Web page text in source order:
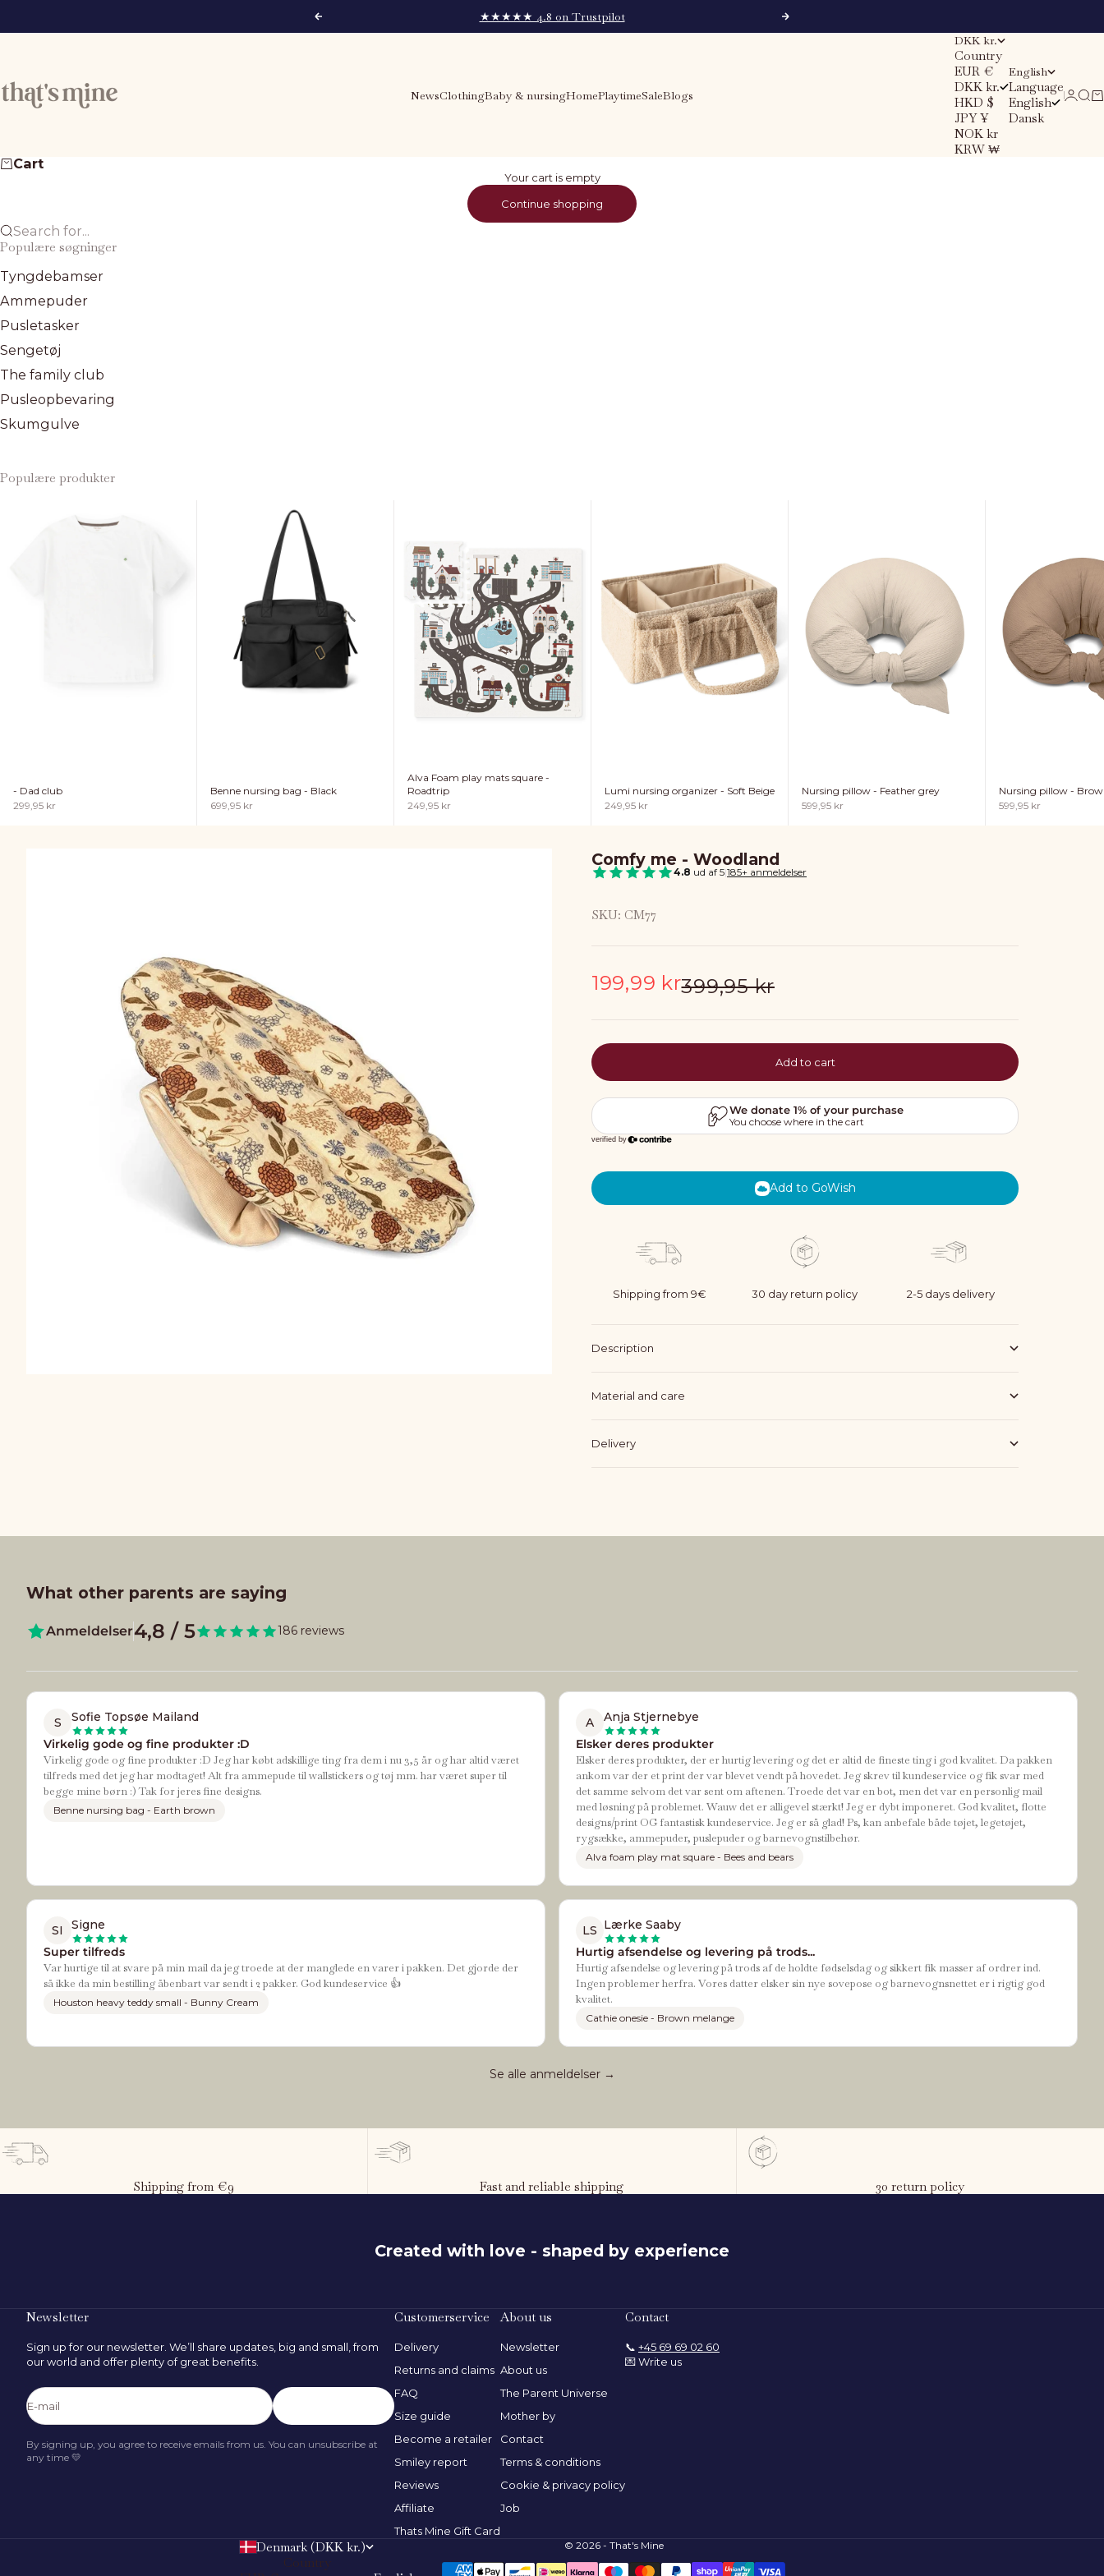
Previous
★★★★★ 4.8 on Trustpilot Next
That's Mine
NewsClothingBaby & nursingHomePlaytimeSaleBlogs
DKK kr.
Country
EUR €
DKK kr.
HKD $
JPY ¥
NOK kr
KRW ₩
English
Language
English
Dansk
Login
Cart
Your cart is empty
Continue shopping
Search for...
Populære søgninger
Tyngdebamser
Ammepuder
Pusletasker
Sengetøj
The family club
Pusleopbevaring
Skumgulve
Populære produkter
- Dad club
Sale price
299,95 kr
Benne nursing bag - Black
Sale price
699,95 kr
Alva Foam play mats square -
Roadtrip
Sale price
249,95 kr
Lumi nursing organizer - Soft Beige
Sale price
249,95 kr
Nursing pillow - Feather grey
Sale price
599,95 kr
Nursing pillow -
Sale price
599,95 kr
Comfy me - Woodland
4.8 ud af 5|185+ anmeldelser
SKU: CM77
Sale price
199,99 krRegular price
399,95 kr
Add to cart
Add to GoWish
Shipping from 9€ 30 day return policy 2-5 days delivery
Description
Material and care
Delivery
What other parents are saying
Anmeldelser4,8 / 5 186 reviews
S
Sofie Topsøe Mailand
Virkelig gode og fine produkter :D
Virkelig gode og fine produkter :D Jeg har købt adskillige ting fra dem i nu 3,5 år og har altid været
tilfreds med det jeg har modtaget! Alt fra ammepude til wallstickers og tøj mm. har været super til
begge mine børn :) Tak for jeres fine designs.
Benne nursing bag - Earth brown
A
Anja Stjernebye
Elsker deres produkter
Elsker deres produkter, der er hurtig levering og det er altid de fineste ting i god kvalitet. Da pakken
ankom var der et print der var blevet vendt på hovedet. Jeg skrev til kundeservice og fik svar med
det samme selvom det var sent om aftenen. Troede det var en bot, men det var en personlig mail
med løsning på problemet. Wauw det er alligevel stærkt! Jeg er dybt imponeret. God kvalitet, flotte
designs/print OG fantastisk kundeservice. Jeg er så glad! Ps, kan anbefale både tøjet, legetøjet,
rygsække, ammepuder, puslepuder og barnevognstilbehør.
Alva foam play mat square - Bees and bears
SI
Signe
Super tilfreds
Var hurtige til at svare på min mail da jeg troede at der manglede en varer i pakken. Det gjorde der
så ikke da min bestilling åbenbart var sendt i 2 pakker. God kundeservice 👍
Houston heavy teddy small - Bunny Cream
LS Lærke Saaby
Hurtig afsendelse og levering på trods...
Hurtig afsendelse og levering på trods af de holdte fødselsdag og sikkert fik masser af ordrer ind.
Ingen problemer herfra. Vores datter elsker sin nye sovepose og barnevognsnettet er i rigtig god
kvalitet.
Cathie onesie - Brown melange
Se alle anmeldelser →
Shipping from €9 Fast and reliable shipping 30 return policy
Created with love - shaped by experience
Newsletter
Sign up for our newsletter. We’ll share updates, big and small, from
our world and offer plenty of great benefits.
E-mail
By signing up, you agree to receive emails from us. You can unsubscribe at
any time 💛
Customerservice
Delivery
Returns and claims
FAQ
Size guide
Become a retailer
Smiley report
Reviews
Affiliate
Thats Mine Gift Card
About us
Newsletter
About us
The Parent Universe
Mother by
Contact
Terms & conditions
Cookie & privacy policy
Job
Contact
📞 +45 69 69 02 60
💌 Write us
Denmark (DKK kr.)
Country
© 2026 - That's Mine